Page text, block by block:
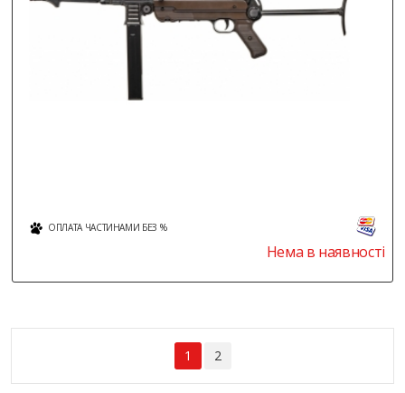
ОПЛАТА ЧАСТИНАМИ БЕЗ %
Нема в наявності
1 2